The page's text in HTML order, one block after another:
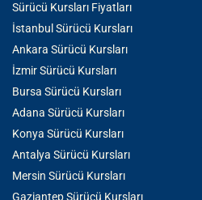
Sürücü Kursları Fiyatları
İstanbul Sürücü Kursları
Ankara Sürücü Kursları
İzmir Sürücü Kursları
Bursa Sürücü Kursları
Adana Sürücü Kursları
Konya Sürücü Kursları
Antalya Sürücü Kursları
Mersin Sürücü Kursları
Gaziantep Sürücü Kursları